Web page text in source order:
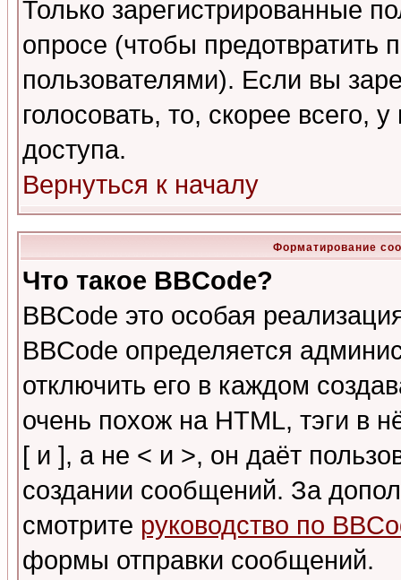
Только зарегистрированные
опросе (чтобы предотвратить
пользователями). Если вы
голосовать, то, скорее всего,
доступа.
Вернуться к началу
Форматирование
Что такое BBCode?
BBCode это особая
BBCode определяется
отключить его в каждом
очень похож на HTML, тэги в
[ и ], а не < и >, он даёт
создании сообщений. За
смотрите руководство по
формы отправки сообщений.